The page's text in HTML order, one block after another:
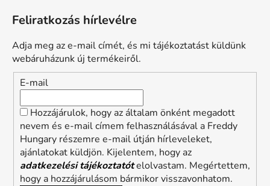
Feliratkozás hírlevélre
Adja meg az e-mail címét, és mi tájékoztatást küldünk
webáruházunk új termékeiről.
E-mail
Hozzájárulok, hogy az általam önként megadott
nevem és e-mail címem felhasználásával a Freddy
Hungary részemre e-mail útján hírleveleket,
ajánlatokat küldjön. Kijelentem, hogy az
adatkezelési tájékoztatótelolvastam. Megértettem,
hogy a hozzájárulásom bármikor visszavonhatom.